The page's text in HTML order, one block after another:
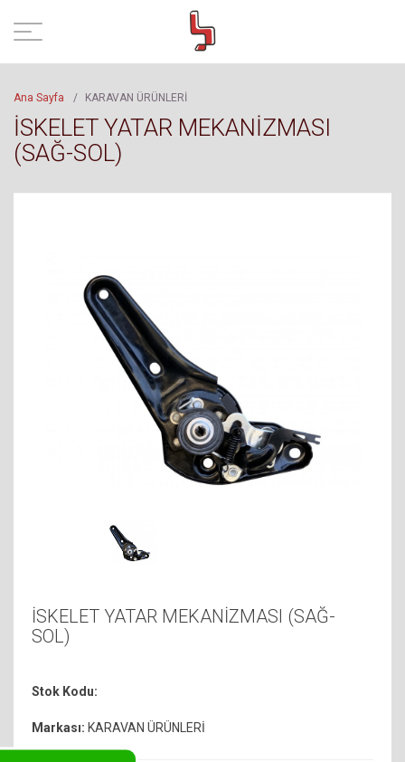
Ana Sayfa / KARAVAN ÜRÜNLERİ
İSKELET YATAR MEKANİZMASI
(SAĞ-SOL)
İSKELET YATAR MEKANİZMASI (SAĞ-
SOL)
Stok Kodu:
Markası: KARAVAN ÜRÜNLERİ